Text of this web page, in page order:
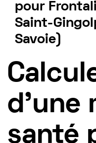
pour
Saint-
Savoie)
Tarif mutuelle
d'une
santé